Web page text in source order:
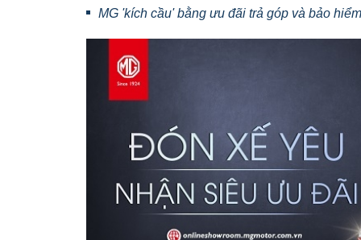
MG 'kích cầu' bằng ưu đãi trả góp và bảo hiểm